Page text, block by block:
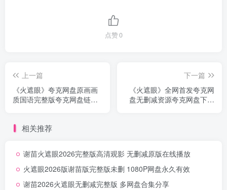
点赞0
上一篇
《火遮眼》夸克网盘原画画
质国语完整版夸克网盘链接
下一篇
《火遮眼》全网首发夸克网
盘无删减资源夸克网盘下载
相关推荐
谢苗火遮眼2026完整版高清观影 无删减原版在线播放
火遮眼2026版谢苗版完整版未删 1080P网盘永久有效
谢苗2026火遮眼无删减完整版 多网盘合集分享